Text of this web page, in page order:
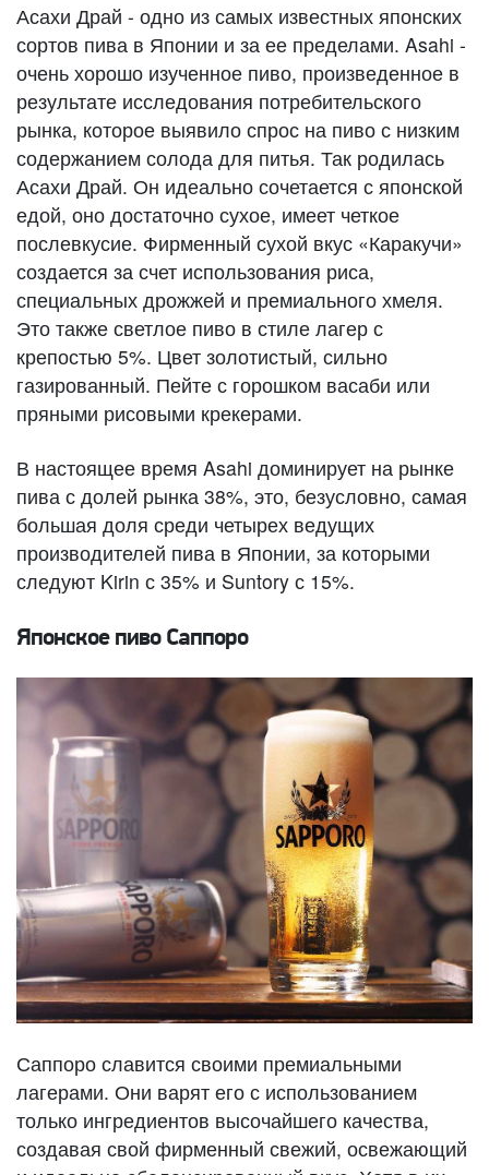
Асахи Драй - одно из самых известных японских
сортов пива в Японии и за ее пределами. Asahi -
очень хорошо изученное пиво, произведенное в
результате исследования потребительского
рынка, которое выявило спрос на пиво с низким
содержанием солода для питья. Так родилась
Асахи Драй. Он идеально сочетается с японской
едой, оно достаточно сухое, имеет четкое
послевкусие. Фирменный сухой вкус «Каракучи»
создается за счет использования риса,
специальных дрожжей и премиального хмеля.
Это также светлое пиво в стиле лагер с
крепостью 5%. Цвет золотистый, сильно
газированный. Пейте с горошком васаби или
пряными рисовыми крекерами.
В настоящее время Asahi доминирует на рынке
пива с долей рынка 38%, это, безусловно, самая
большая доля среди четырех ведущих
производителей пива в Японии, за которыми
следуют Kirin с 35% и Suntory с 15%.
Японское пиво Саппоро
Саппоро славится своими премиальными
лагерами. Они варят его с использованием
только ингредиентов высочайшего качества,
создавая свой фирменный свежий, освежающий